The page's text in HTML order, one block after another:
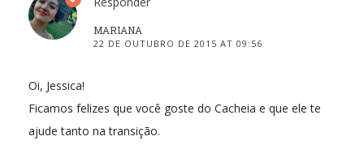
MARIANA
22 DE OUTUBRO DE 2015 AT 09:56
Oi, Jessica!
Ficamos felizes que você goste do Cacheia e que ele te
ajude tanto na transição.